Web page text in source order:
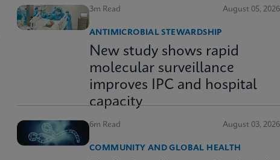
3m Read August 05, 2026
ANTIMICROBIAL STEWARDSHIP
New study shows rapid
molecular surveillance
improves IPC and hospital
capacity
6m Read August 03, 2026
COMMUNITY AND GLOBAL HEALTH